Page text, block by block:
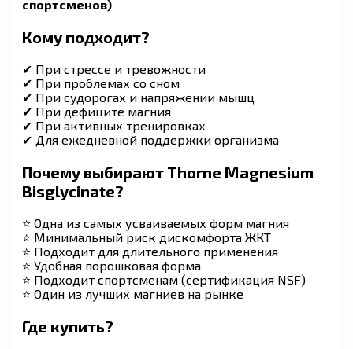
спортсменов)
Кому подходит?
✔ При стрессе и тревожности
✔ При проблемах со сном
✔ При судорогах и напряжении мышц
✔ При дефиците магния
✔ При активных тренировках
✔ Для ежедневной поддержки организма
Почему выбирают Thorne Magnesium
Bisglycinate?
⭐ Одна из самых усваиваемых форм магния
⭐ Минимальный риск дискомфорта ЖКТ
⭐ Подходит для длительного применения
⭐ Удобная порошковая форма
⭐ Подходит спортсменам (сертификация NSF)
⭐ Один из лучших магниев на рынке
Где купить?